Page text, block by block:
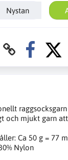
Nystan
och mjukt garn
Ca 50 g = 77 m
Nylon